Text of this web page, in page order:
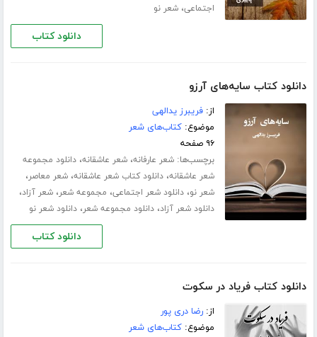
اجتماعی،شعر نو
دانلود کتاب
دانلود کتاب سایه‌های آرزو
از:فریبرز یدالهی
موضوع:کتاب‌های شعر
۹۶ صفحه
برچسب‌ها:شعر عارفانه،شعر عاشقانه،دانلود مجموعه
شعر عاشقانه،دانلود کتاب شعر عاشقانه،شعر معاصر،
شعر نو،دانلود شعر اجتماعی، مجموعه شعر،شعر آزاد،
دانلود شعر آزاد،دانلود مجموعه شعر،دانلود شعر نو
دانلود کتاب
دانلود کتاب فریاد در سکوت
از:رضا دری پور
موضوع:کتاب‌های شعر